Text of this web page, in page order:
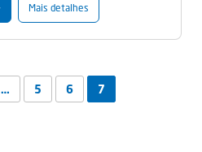
Mais detalhes
… 5 6 7